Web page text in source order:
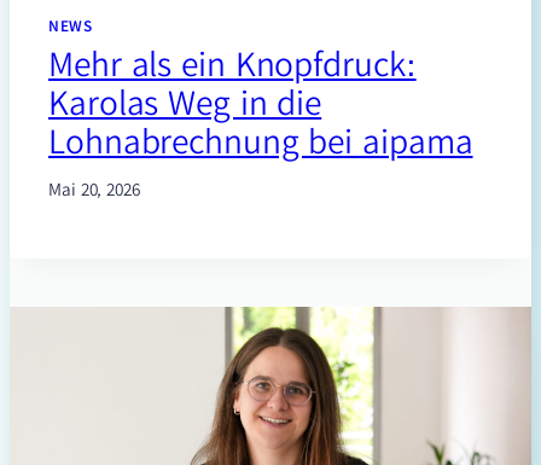
NEWS
Mehr als ein Knopfdruck:
Karolas Weg in die
Lohnabrechnung bei aipama
Mai 20, 2026